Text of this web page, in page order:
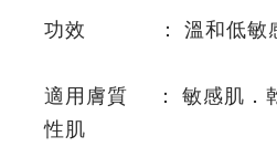
功效 ： 溫和低敏感
適用膚質 ： 敏感肌．
性肌